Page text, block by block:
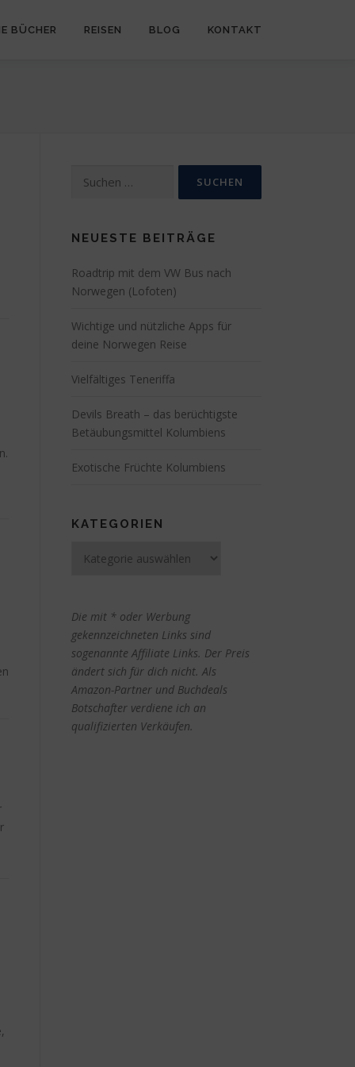
BÜCHER REISEN BLOG KONTAKT
nach:
NEUESTE BEITRÄGE
Roadtrip mit dem VW Bus nach
Norwegen (Lofoten)
Wichtige und nützliche Apps für
deine Norwegen Reise
Vielfältiges Teneriffa
Devils Breath – das berüchtigste
Betäubungsmittel Kolumbiens
Exotische Früchte Kolumbiens
KATEGORIEN
Die mit * oder Werbung
gekennzeichneten Links sind
sogenannte Affiliate Links. Der Preis
ändert sich für dich nicht. Als
Amazon-Partner und Buchdeals
Botschafter verdiene ich an
qualifizierten Verkäufen.